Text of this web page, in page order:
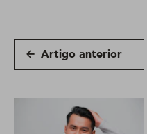
Artigo anterior